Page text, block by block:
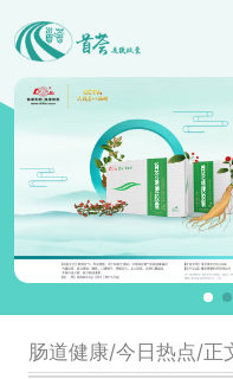
肠道健康/今日热点/正